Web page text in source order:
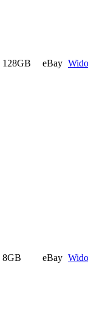
128GB eBay
8GB eBay